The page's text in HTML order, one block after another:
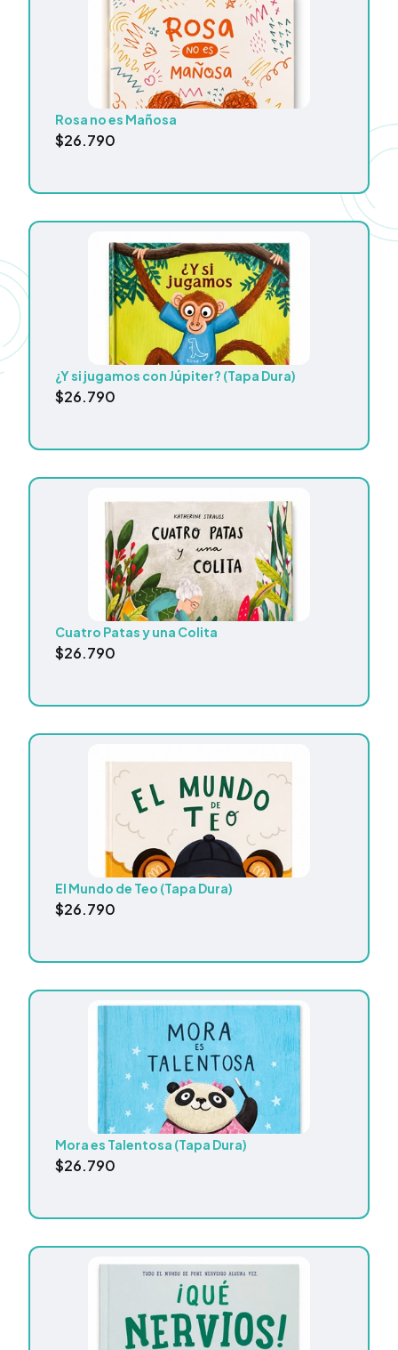
Rosa no es Mañosa
$26.790
¿Y si jugamos con Júpiter? (Tapa Dura)
$26.790
Cuatro Patas y una Colita
$26.790
El Mundo de Teo (Tapa Dura)
$26.790
Mora es Talentosa (Tapa Dura)
$26.790